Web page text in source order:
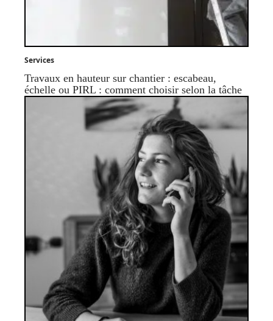
Services
Travaux en hauteur sur chantier : escabeau,
échelle ou PIRL : comment choisir selon la tâche